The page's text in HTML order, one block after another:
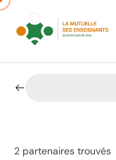
2 partenaires trouvés